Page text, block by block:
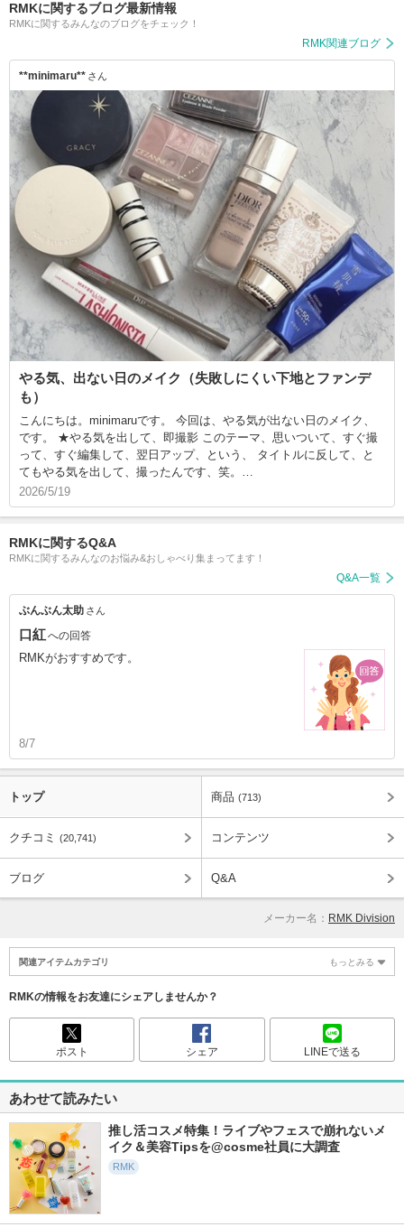
RMKに関するブログ最新情報
RMKに関するみんなのブログをチェック！
RMK関連ブログ
**minimaru** さん
やる気、出ない日のメイク（失敗しにくい下地とファンデ
も）
こんにちは。minimaruです。 今回は、やる気が出ない日のメイク、
です。 ★やる気を出して、即撮影 このテーマ、思いついて、すぐ撮
って、すぐ編集して、翌日アップ、という、 タイトルに反して、と
てもやる気を出して、撮ったんです、笑。…
2026/5/19
RMKに関するQ&A
RMKに関するみんなのお悩み&おしゃべり集まってます！
Q&A一覧
ぶんぶん太助 さん
口紅への回答
RMKがおすすめです。
8/7
トップ 商品 (713)
クチコミ (20,741) コンテンツ
ブログ Q&A
メーカー名： RMK Division
関連アイテムカテゴリ もっとみる
RMKの情報をお友達にシェアしませんか？
ポスト シェア LINEで送る
あわせて読みたい
推し活コスメ特集！ライブやフェスで崩れないメ
イク＆美容Tipsを@cosme社員に大調査
RMK